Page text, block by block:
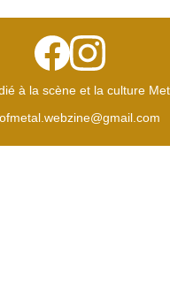
à la scène et la culture